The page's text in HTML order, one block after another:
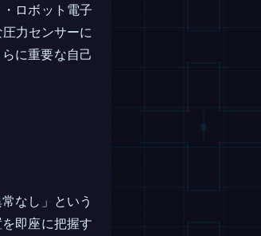
ロボット電子
力センサーに
に重要な自己
なし」という
即座に把握す